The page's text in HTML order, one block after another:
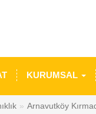
KURUMSAL
Arnavutköy